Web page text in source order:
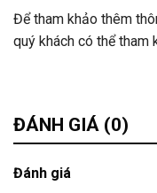
Để tham khảo thêm
quý khách có thể tham
ĐÁNH GIÁ (0)
Đánh giá